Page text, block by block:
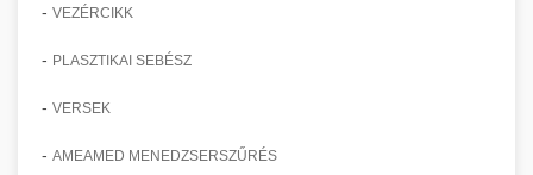
- VEZÉRCIKK
- PLASZTIKAI SEBÉSZ
- VERSEK
- AMEAMED MENEDZSERSZŰRÉS